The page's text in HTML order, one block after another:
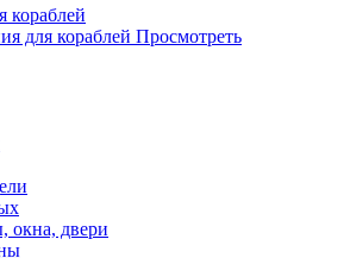
кораблей
для кораблей Просмотреть
окна, двери